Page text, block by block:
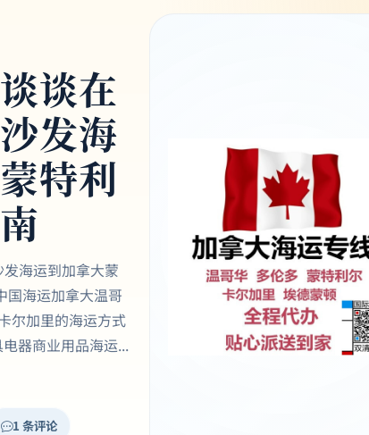
谈在
发海
特利
海运到加拿大蒙
国海运加拿大温哥
尔加里的海运方式
器商业用品海运...
1 条评论